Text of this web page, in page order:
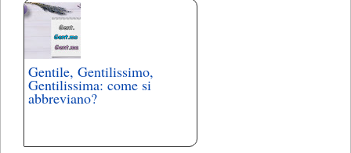
Gentile, Gentilissimo,
Gentilissima: come si
abbreviano?